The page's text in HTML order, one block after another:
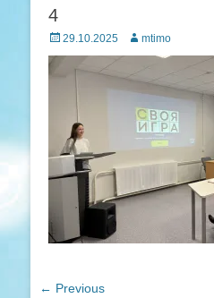
4
Posted
on
29.10.2025 Author
mtimo
Навигация
← Previous